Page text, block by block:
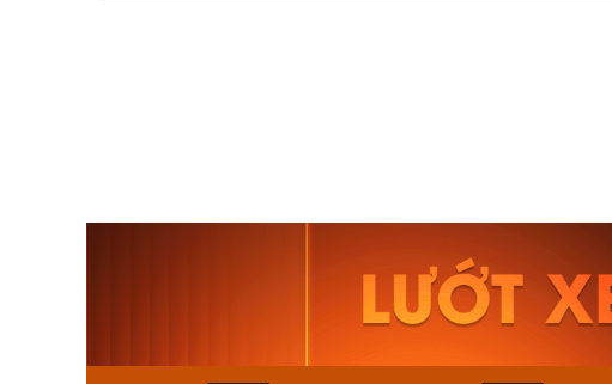
Casio Nam MTS-
115D-1AVDF
2.823.000₫
2.399.550₫
Mua ngay